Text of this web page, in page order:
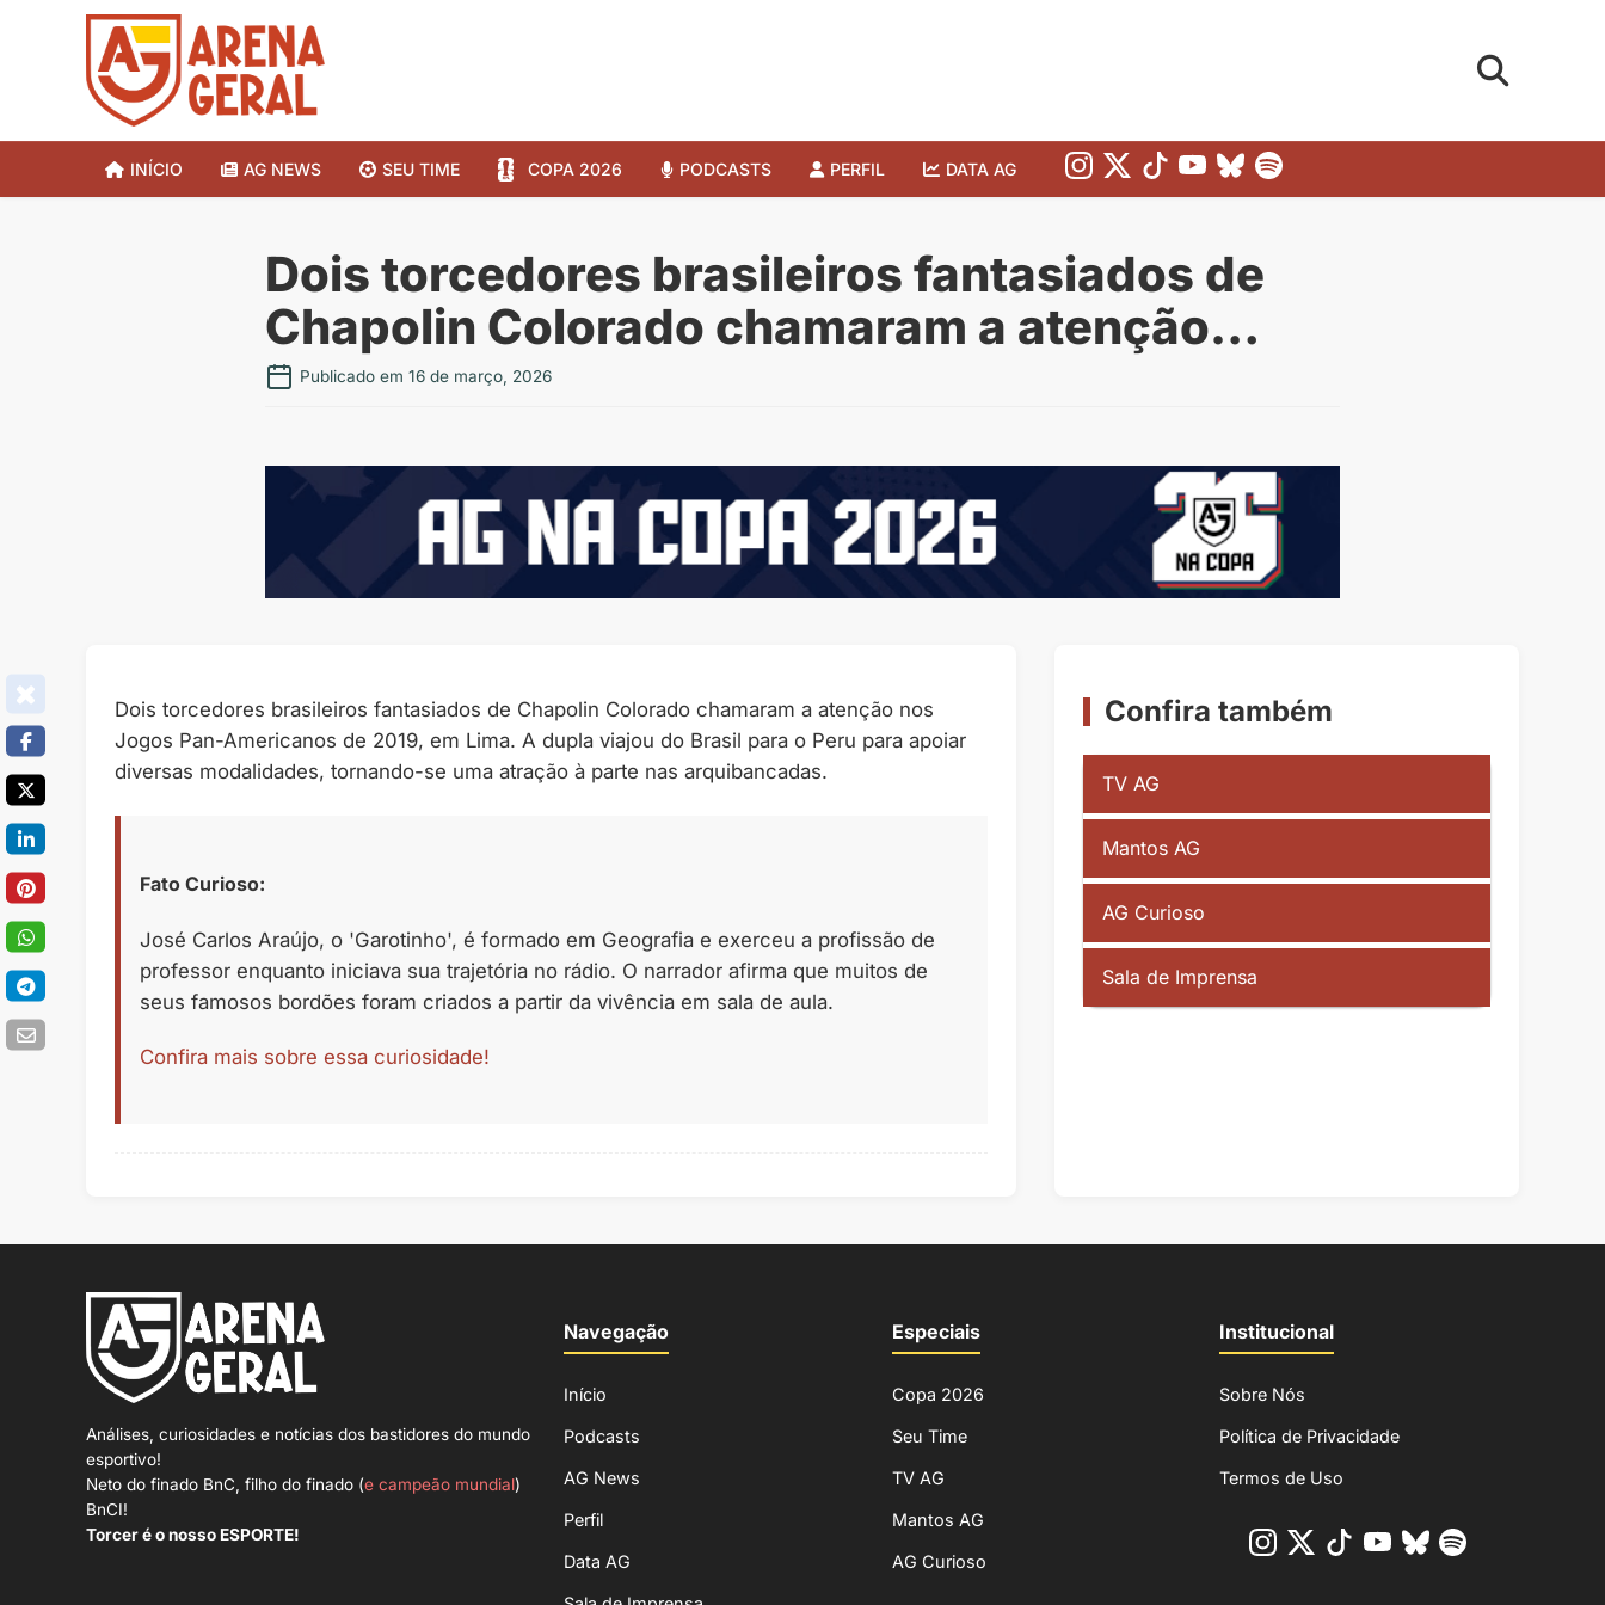
INÍCIO AG NEWS SEU TIME COPA 2026 PODCASTS PERFIL DATA AG
Dois torcedores brasileiros fantasiados de
Chapolin Colorado chamaram a atenção…
Publicado em 16 de março, 2026
Dois torcedores brasileiros fantasiados de Chapolin Colorado chamaram a atenção nos
Jogos Pan-Americanos de 2019, em Lima. A dupla viajou do Brasil para o Peru para apoiar
diversas modalidades, tornando-se uma atração à parte nas arquibancadas.
Fato Curioso:
José Carlos Araújo, o 'Garotinho', é formado em Geografia e exerceu a profissão de
professor enquanto iniciava sua trajetória no rádio. O narrador afirma que muitos de
seus famosos bordões foram criados a partir da vivência em sala de aula.
Confira mais sobre essa curiosidade!
Confira também
TV AG
Mantos AG
AG Curioso
Sala de Imprensa
Análises, curiosidades e notícias dos bastidores do mundo
esportivo!
Neto do finado BnC, filho do finado (e campeão mundial)
BnCI!
Torcer é o nosso ESPORTE!
Navegação
Início
Podcasts
AG News
Perfil
Data AG
Especiais
Copa 2026
Seu Time
TV AG
Mantos AG
AG Curioso
Institucional
Sobre Nós
Política de Privacidade
Termos de Uso